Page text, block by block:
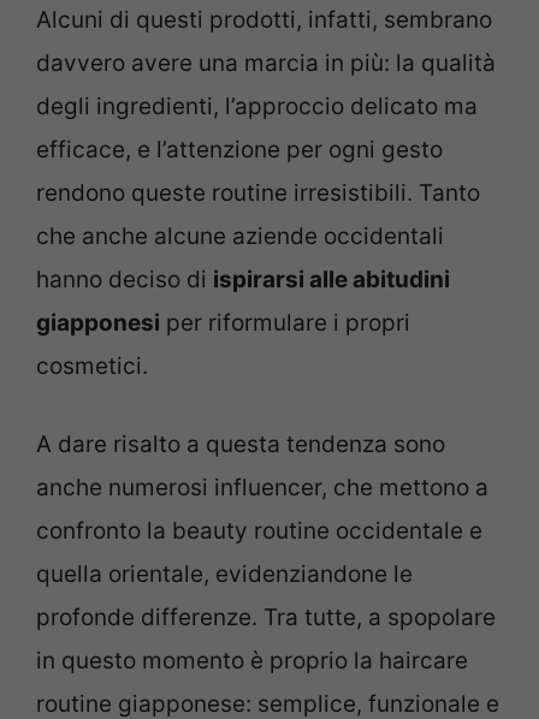
Alcuni di questi prodotti, infatti, sembrano
davvero avere una marcia in più: la qualità
degli ingredienti, l’approccio delicato ma
efficace, e l’attenzione per ogni gesto
rendono queste routine irresistibili. Tanto
che anche alcune aziende occidentali
hanno deciso di ispirarsi alle abitudini
giapponesi per riformulare i propri
cosmetici.
A dare risalto a questa tendenza sono
anche numerosi influencer, che mettono a
confronto la beauty routine occidentale e
quella orientale, evidenziandone le
profonde differenze. Tra tutte, a spopolare
in questo momento è proprio la haircare
routine giapponese: semplice, funzionale e